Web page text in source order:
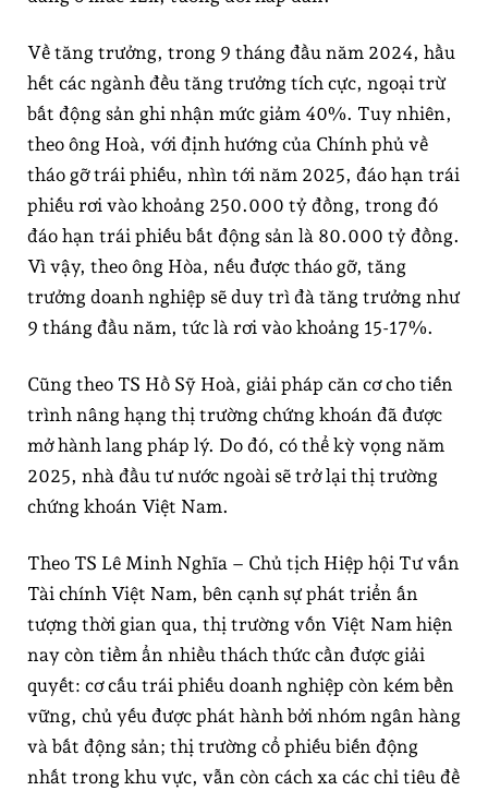
Về tăng trưởng, trong 9 tháng đầu năm 2024, hầu
hết các ngành đều tăng trưởng tích cực, ngoại trừ
bất động sản ghi nhận mức giảm 40%. Tuy nhiên,
theo ông Hoà, với định hướng của Chính phủ về
tháo gỡ trái phiếu, nhìn tới năm 2025, đáo hạn trái
phiếu rơi vào khoảng 250.000 tỷ đồng, trong đó
đáo hạn trái phiếu bất động sản là 80.000 tỷ đồng.
Vì vậy, theo ông Hòa, nếu được tháo gỡ, tăng
trưởng doanh nghiệp sẽ duy trì đà tăng trưởng như
9 tháng đầu năm, tức là rơi vào khoảng 15-17%.
Cũng theo TS Hồ Sỹ Hoà, giải pháp căn cơ cho tiến
trình nâng hạng thị trường chứng khoán đã được
mở hành lang pháp lý. Do đó, có thể kỳ vọng năm
2025, nhà đầu tư nước ngoài sẽ trở lại thị trường
chứng khoán Việt Nam.
Theo TS Lê Minh Nghĩa – Chủ tịch Hiệp hội Tư vấn
Tài chính Việt Nam, bên cạnh sự phát triển ấn
tượng thời gian qua, thị trường vốn Việt Nam hiện
nay còn tiềm ẩn nhiều thách thức cần được giải
quyết: cơ cấu trái phiếu doanh nghiệp còn kém bền
vững, chủ yếu được phát hành bởi nhóm ngân hàng
và bất động sản; thị trường cổ phiếu biến động
nhất trong khu vực, vẫn còn cách xa các chỉ tiêu đề